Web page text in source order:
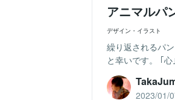
アニマルパ
デザイン・イラスト
繰り返されるパ
と幸いです。 ｢
2023/01/